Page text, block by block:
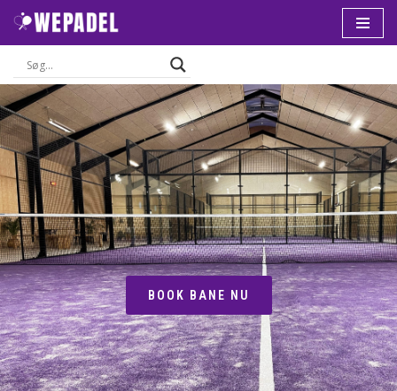
Spring
indhold
BOOK BANE NU